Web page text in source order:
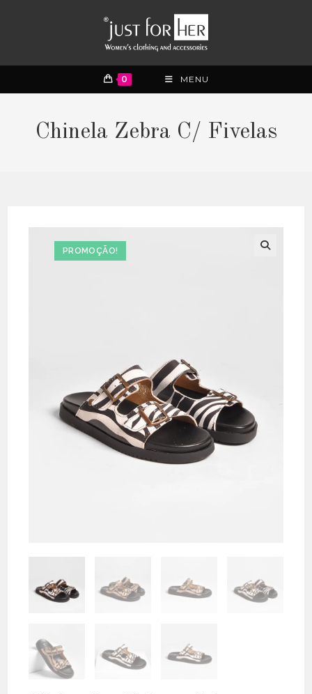
0 MENU
Chinela Zebra C/ Fivelas
PROMOÇÃO!